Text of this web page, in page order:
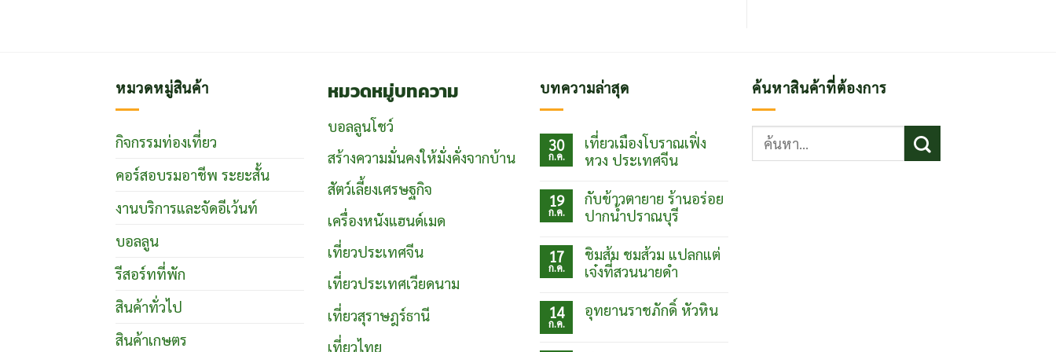
หมวดหมู่สินค้า
กิจกรรมท่องเที่ยว
คอร์สอบรมอาชีพ ระยะสั้น
งานบริการและจัดอีเว้นท์
บอลลูน
รีสอร์ทที่พัก
สินค้าทั่วไป
สินค้าเกษตร
หมวดหมู่บทความ
บอลลูนโชว์
สร้างความมั่นคงให้มั่งคั่งจากบ้าน
สัตว์เลี้ยงเศรษฐกิจ
เครื่องหนังแฮนด์เมด
เที่ยวประเทศจีน
เที่ยวประเทศเวียดนาม
เที่ยวสุราษฎร์ธานี
เที่ยวไทย
บทความล่าสุด
30
ก.ค.
เที่ยวเมืองโบราณเฟิ่ง
หวง ประเทศจีน
ความ
เห็น
บน
เที่ยว
โบ
ราณเฟิ่ง
หวง
19
ก.ค.
กับข้าวตายาย ร้านอร่อย
ปากน้ำปราณบุรี
ความ
เห็น
บน
กับข้าว
ร้าน
17
ก.ค.
ชิมส้ม ชมส้วม แปลกแต่
เจ๋งที่สวนนายดำ
เห็น
บน
14
ก.ค.
อุทยานราชภักดิ์ หัวหิน
ค้นหาสินค้าที่ต้องการ
ค้นหา: